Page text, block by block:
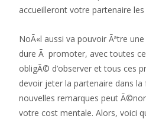
accueilleront votre partenaire
NoÃ«l aussi va pouvoir Ãªtre
dure Ã promoter, avec toutes
obligÃ© d’observer et tous ces
devoir jeter la partenaire dans
nouvelles remarques peut
votre cost mentale. Alors, voici